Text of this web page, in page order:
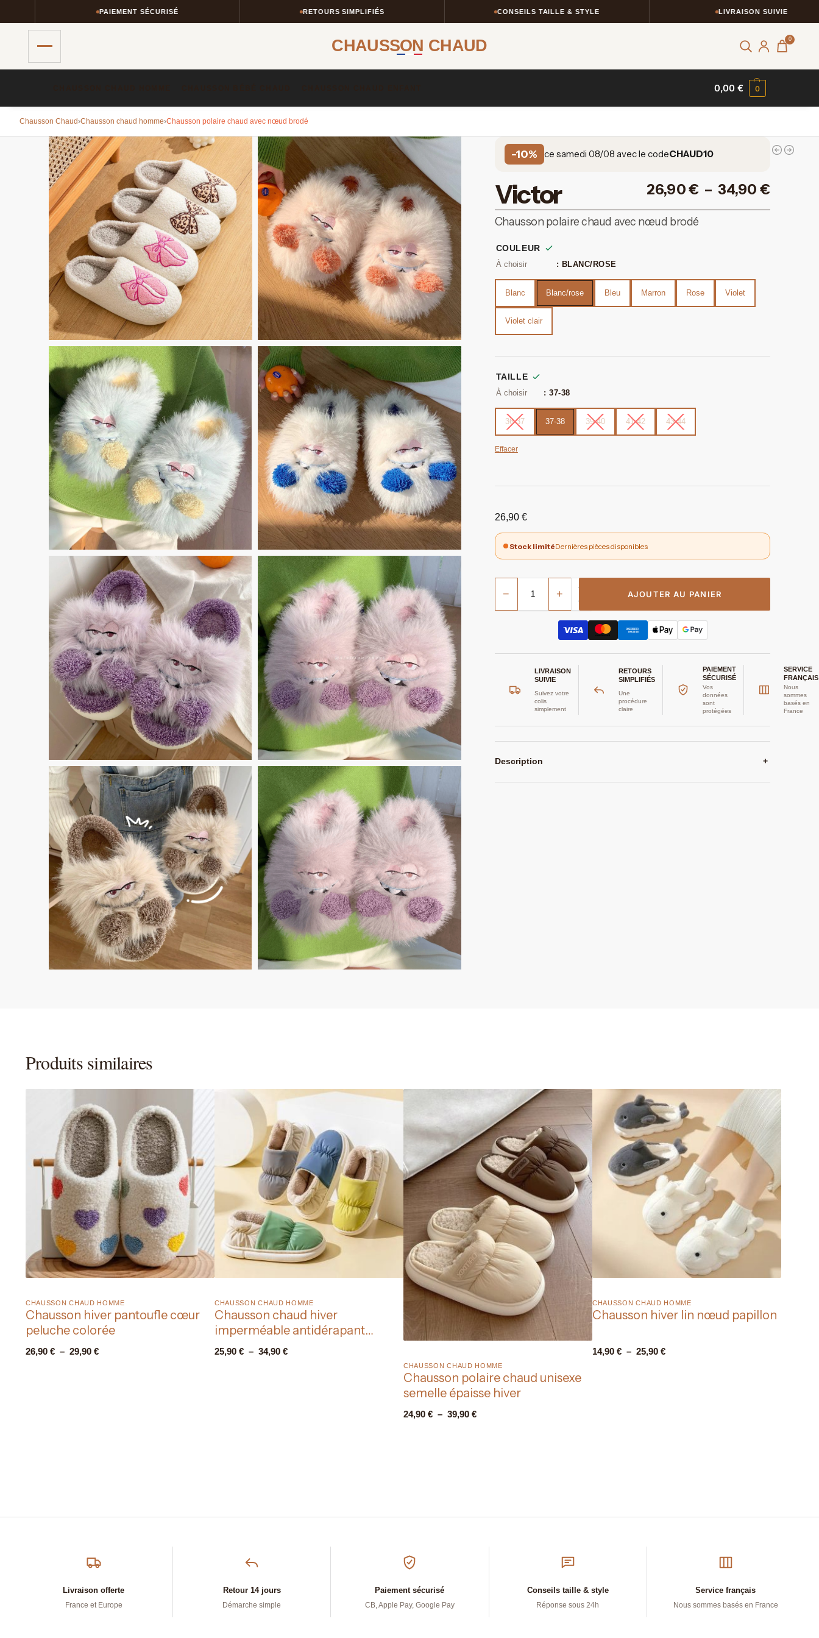
PAIEMENT SÉCURISÉ RETOURS SIMPLIFIÉS CONSEILS TAILLE & STYLE LIVRAISON SUIVIE
CHAUSSON CHAUD 0
0,00€ 0
Chausson Chaud›Chausson chaud homme​›Chausson polaire chaud avec nœud brodé
-10% ce samedi 08/08 avec le codeCHAUD10
Victor 26,90€ – 34,90 €
Chausson polaire chaud avec nœud brodé
COULEUR
: BLANC/ROSE
Blanc Blanc/rose Bleu Marron Rose Violet
Violet clair
TAILLE
: 37-38
36-37 37-38 39-40 41-42 43-44
Effacer
26,90 €
Stock limitéDernières pièces disponibles
− + AJOUTER AU PANIER
LIVRAISON
SUIVIE
Suivez votre
colis
simplement
RETOURS
SIMPLIFIÉS
Une
procédure
claire
PAIEMENT
SÉCURISÉ
Vos
données
sont
protégées
SERVICE
FRANÇAIS
Nous
sommes
basés en
France
Description +
Produits similaires
CHAUSSON CHAUD HOMME​
Chausson hiver pantoufle cœur
peluche colorée
26,90 € – 29,90 €
CHAUSSON CHAUD HOMME​
Chausson chaud hiver
imperméable antidérapant
bicolore
25,90 € – 34,90 €
CHAUSSON CHAUD HOMME​
Chausson polaire chaud unisexe
semelle épaisse hiver
24,90 € – 39,90 €
CHAUSSON CHAUD HOMME​
Chausson hiver lin nœud papillon
14,90 € – 25,90 €
Livraison offerte
France et Europe
Retour 14 jours
Démarche simple
Paiement sécurisé
CB, Apple Pay, Google Pay
Conseils taille & style
Réponse sous 24h
Service français
Nous sommes basés en France